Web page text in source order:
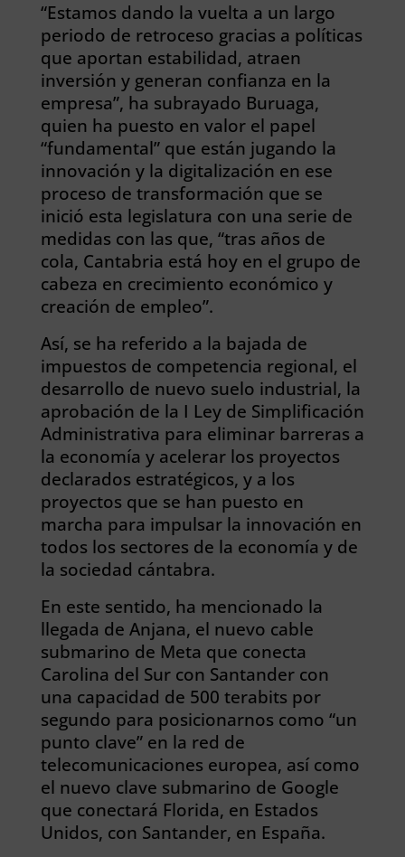
“Estamos dando la vuelta a un largo
periodo de retroceso gracias a políticas
que aportan estabilidad, atraen
inversión y generan confianza en la
empresa”, ha subrayado Buruaga,
quien ha puesto en valor el papel
“fundamental” que están jugando la
innovación y la digitalización en ese
proceso de transformación que se
inició esta legislatura con una serie de
medidas con las que, “tras años de
cola, Cantabria está hoy en el grupo de
cabeza en crecimiento económico y
creación de empleo”.
Así, se ha referido a la bajada de
impuestos de competencia regional, el
desarrollo de nuevo suelo industrial, la
aprobación de la I Ley de Simplificación
Administrativa para eliminar barreras a
la economía y acelerar los proyectos
declarados estratégicos, y a los
proyectos que se han puesto en
marcha para impulsar la innovación en
todos los sectores de la economía y de
la sociedad cántabra.
En este sentido, ha mencionado la
llegada de Anjana, el nuevo cable
submarino de Meta que conecta
Carolina del Sur con Santander con
una capacidad de 500 terabits por
segundo para posicionarnos como “un
punto clave” en la red de
telecomunicaciones europea, así como
el nuevo clave submarino de Google
que conectará Florida, en Estados
Unidos, con Santander, en España.